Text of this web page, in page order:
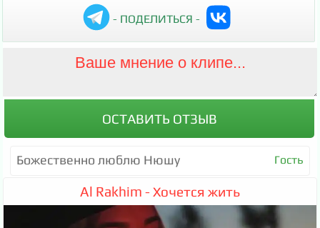
- ПОДЕЛИТЬСЯ -
Божественно люблю Нюшу Гость
Al Rakhim - Хочется жить